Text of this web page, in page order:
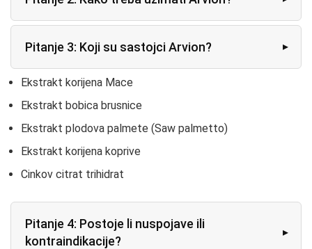
Pitanje 3: Koji su sastojci Arvion?
Ekstrakt korijena Mace
Ekstrakt bobica brusnice
Ekstrakt plodova palmete (Saw palmetto)
Ekstrakt korijena koprive
Cinkov citrat trihidrat
Pitanje 4: Postoje li nuspojave ili
kontraindikacije?